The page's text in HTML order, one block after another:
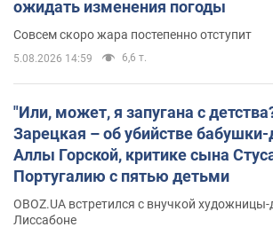
ожидать изменения погоды
Совсем скоро жара постепенно отступит
5.08.2026 14:59 6,6 т.
"Или, может, я запугана с
Зарецкая – об убийстве бабушки-
Аллы Горской, критике сына
Португалию с пятью детьми
OBOZ.UA встретился с внучкой
Лиссабоне